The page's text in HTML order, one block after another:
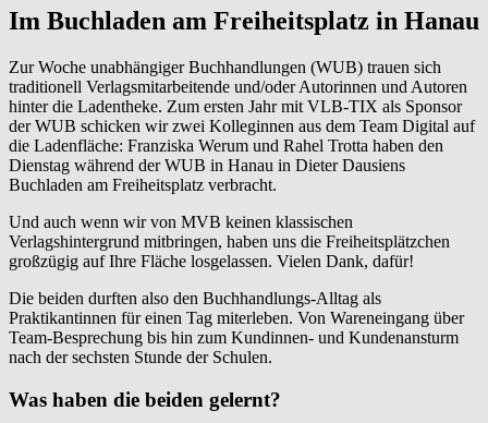
Im Buchladen am Freiheitsplatz in Hanau
Zur Woche unabhängiger Buchhandlungen (WUB) trauen sich
traditionell Verlagsmitarbeitende und/oder Autorinnen und Autoren
hinter die Ladentheke. Zum ersten Jahr mit VLB-TIX als Sponsor
der WUB schicken wir zwei Kolleginnen aus dem Team Digital auf
die Ladenfläche: Franziska Werum und Rahel Trotta haben den
Dienstag während der WUB in Hanau in Dieter Dausiens
Buchladen am Freiheitsplatz verbracht.
Und auch wenn wir von MVB keinen klassischen
Verlagshintergrund mitbringen, haben uns die Freiheitsplätzchen
großzügig auf Ihre Fläche losgelassen. Vielen Dank, dafür!
Die beiden durften also den Buchhandlungs-Alltag als
Praktikantinnen für einen Tag miterleben. Von Wareneingang über
Team-Besprechung bis hin zum Kundinnen- und Kundenansturm
nach der sechsten Stunde der Schulen.
Was haben die beiden gelernt?